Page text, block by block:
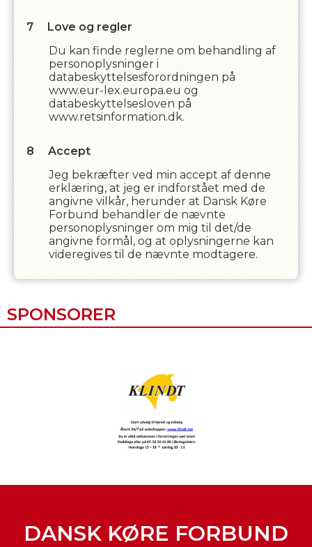
Love og regler
Du kan finde reglerne om behandling af
personoplysninger i
databeskyttelsesforordningen på
www.eur-lex.europa.eu og
databeskyttelsesloven på
www.retsinformation.dk.
Accept
Jeg bekræfter ved min accept af denne
erklæring, at jeg er indforstået med de
angivne vilkår, herunder at Dansk Køre
Forbund behandler de nævnte
personoplysninger om mig til det/de
angivne formål, og at oplysningerne kan
videregives til de nævnte modtagere.
SPONSORER
DANSK KØRE FORBUND